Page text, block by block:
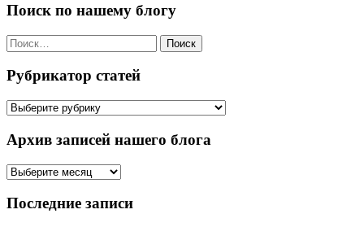
Поиск по нашему блогу
Найти:
Рубрикатор статей
Рубрикатор
Архив записей нашего блога
Архив
нашего
Последние записи